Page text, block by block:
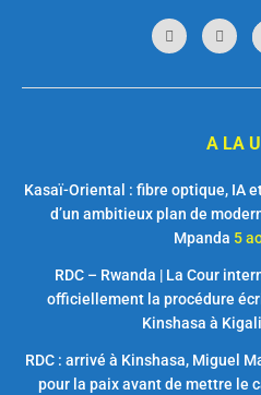
A LA
Kasaï-Oriental : fibre optique, IA
d’un ambitieux plan de
Mpanda 5
RDC – Rwanda | La Cour
officiellement la procédure
Kinshasa à Kigali
RDC : arrivé à Kinshasa, Miguel
pour la paix avant de mettre le